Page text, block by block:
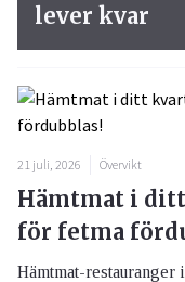
21 juli, 2026 Övervikt
Hämtmat i
för fetma
Hämtmat-restauranger
lever kvar